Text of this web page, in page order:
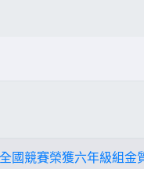
國競賽榮獲六年級組金